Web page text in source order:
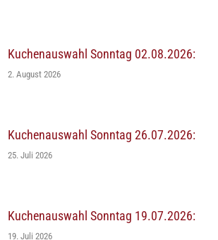
Kuchenauswahl Sonntag 02.08.2026:
2. August 2026
Kuchenauswahl Sonntag 26.07.2026:
25. Juli 2026
Kuchenauswahl Sonntag 19.07.2026:
19. Juli 2026